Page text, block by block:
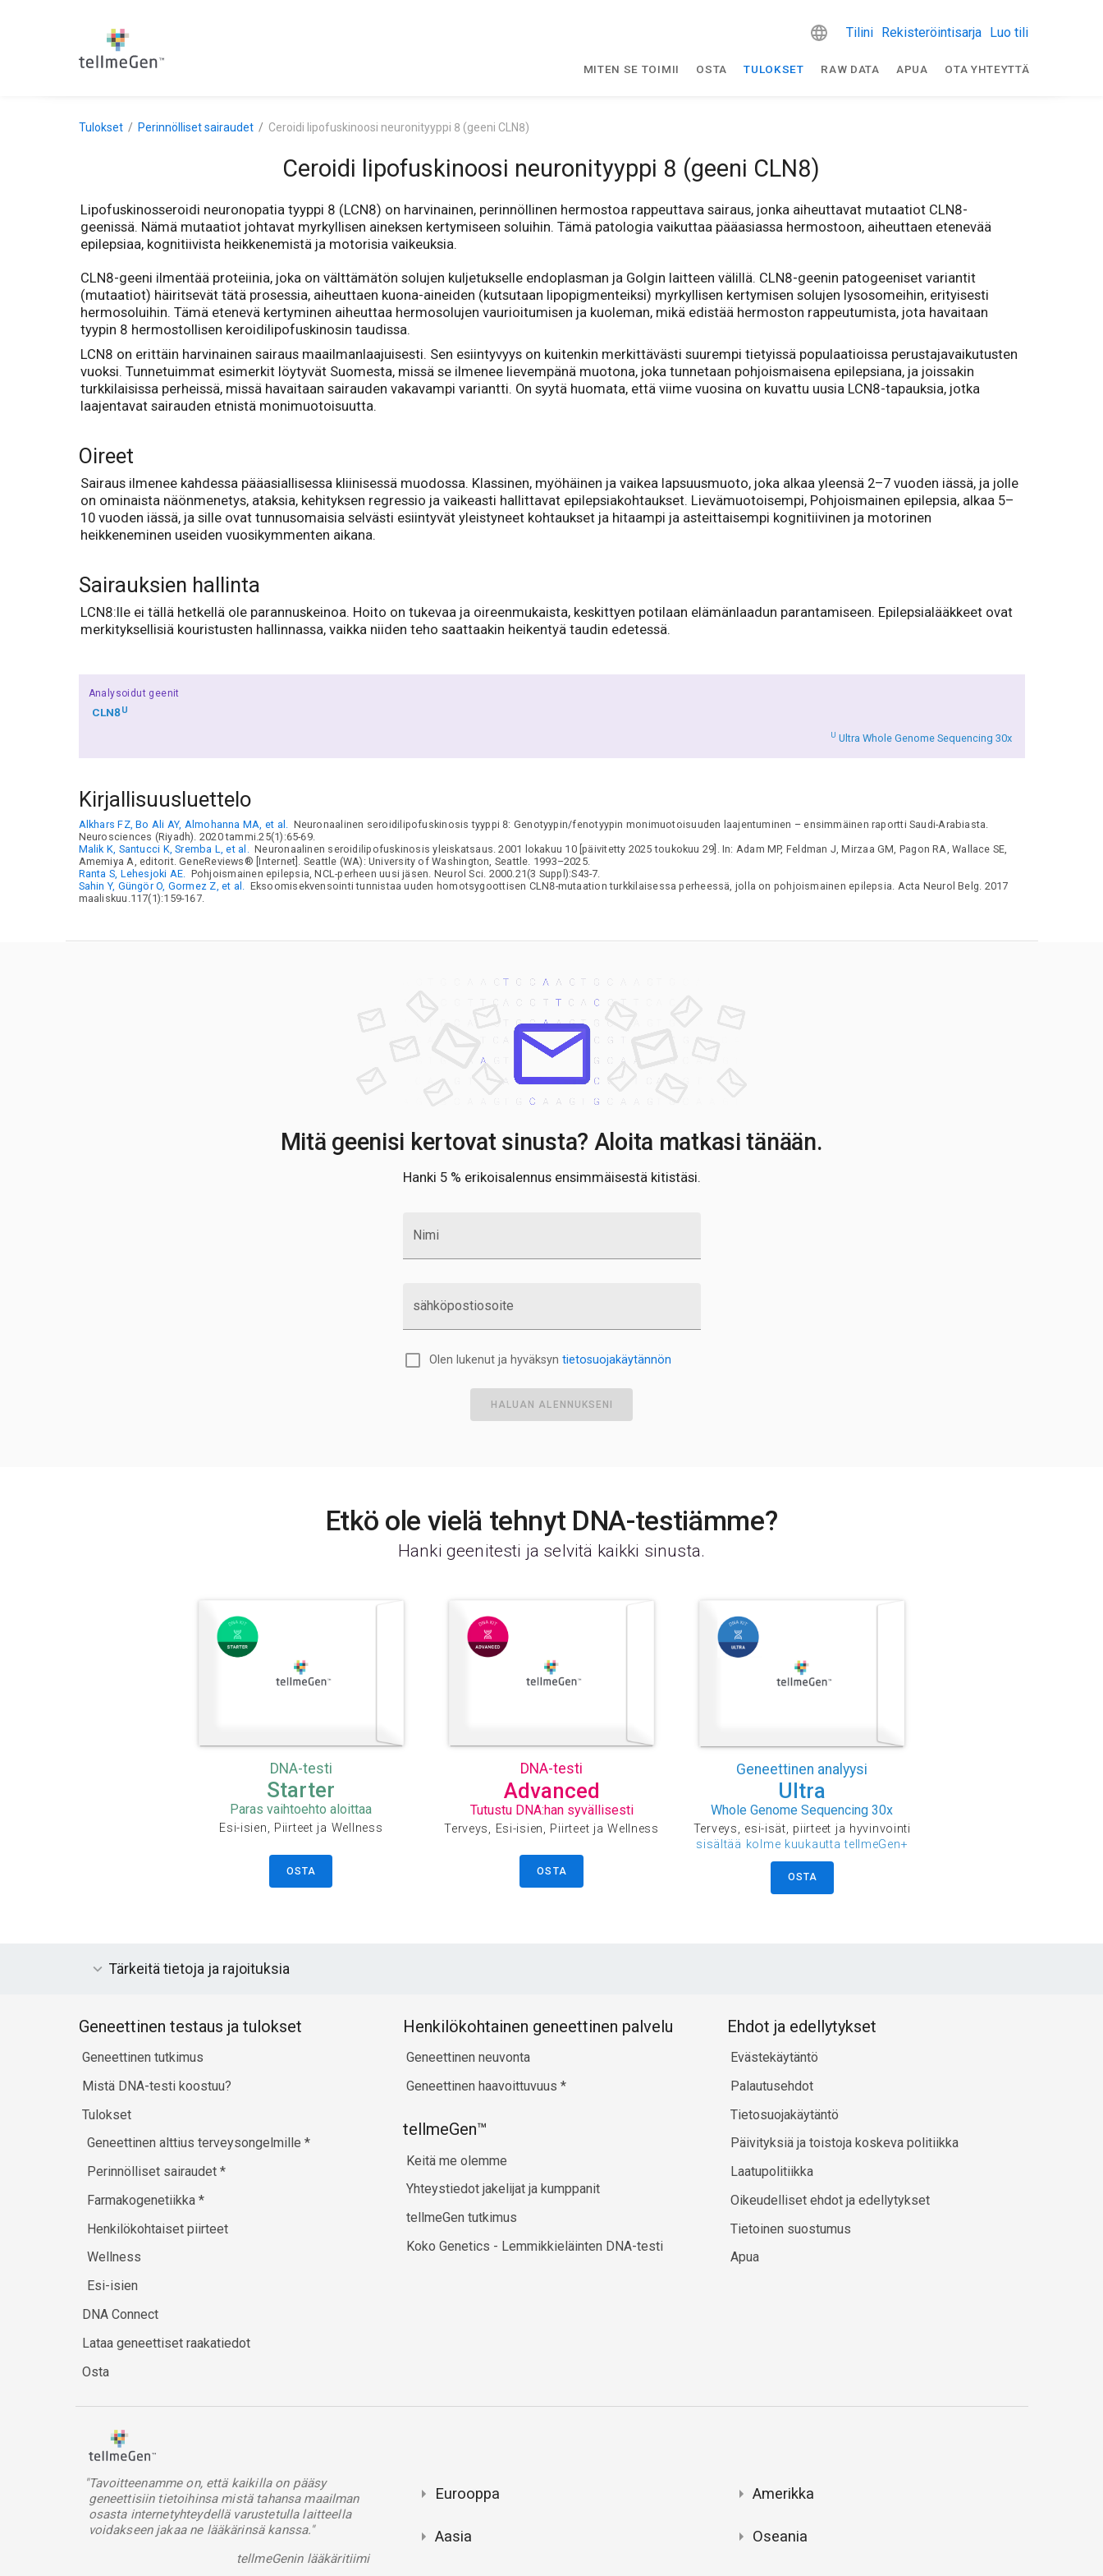
Tilini Rekisteröintisarja Luo tili
MITEN SE TOIMII OSTA TULOKSET RAW DATA APUA OTA YHTEYTTÄ
Tulokset Perinnölliset sairaudet Ceroidi lipofuskinoosi neuronityyppi 8 (geeni CLN8)
Ceroidi lipofuskinoosi neuronityyppi 8 (geeni CLN8)
Lipofuskinosseroidi neuronopatia tyyppi 8 (LCN8) on harvinainen, perinnöllinen hermostoa rappeuttava sairaus, jonka aiheuttavat mutaatiot CLN8-
geenissä. Nämä mutaatiot johtavat myrkyllisen aineksen kertymiseen soluihin. Tämä patologia vaikuttaa pääasiassa hermostoon, aiheuttaen etenevää
epilepsiaa, kognitiivista heikkenemistä ja motorisia vaikeuksia.
CLN8-geeni ilmentää proteiinia, joka on välttämätön solujen kuljetukselle endoplasman ja Golgin laitteen välillä. CLN8-geenin patogeeniset variantit
(mutaatiot) häiritsevät tätä prosessia, aiheuttaen kuona-aineiden (kutsutaan lipopigmenteiksi) myrkyllisen kertymisen solujen lysosomeihin, erityisesti
hermosoluihin. Tämä etenevä kertyminen aiheuttaa hermosolujen vaurioitumisen ja kuoleman, mikä edistää hermoston rappeutumista, jota havaitaan
tyypin 8 hermostollisen keroidilipofuskinosin taudissa.
LCN8 on erittäin harvinainen sairaus maailmanlaajuisesti. Sen esiintyvyys on kuitenkin merkittävästi suurempi tietyissä populaatioissa perustajavaikutusten
vuoksi. Tunnetuimmat esimerkit löytyvät Suomesta, missä se ilmenee lievempänä muotona, joka tunnetaan pohjoismaisena epilepsiana, ja joissakin
turkkilaisissa perheissä, missä havaitaan sairauden vakavampi variantti. On syytä huomata, että viime vuosina on kuvattu uusia LCN8-tapauksia, jotka
laajentavat sairauden etnistä monimuotoisuutta.
Oireet
Sairaus ilmenee kahdessa pääasiallisessa kliinisessä muodossa. Klassinen, myöhäinen ja vaikea lapsuusmuoto, joka alkaa yleensä 2–7 vuoden iässä, ja jolle
on ominaista näönmenetys, ataksia, kehityksen regressio ja vaikeasti hallittavat epilepsiakohtaukset. Lievämuotoisempi, Pohjoismainen epilepsia, alkaa 5–
10 vuoden iässä, ja sille ovat tunnusomaisia ​​selvästi esiintyvät yleistyneet kohtaukset ja hitaampi ja asteittaisempi kognitiivinen ja motorinen
heikkeneminen useiden vuosikymmenten aikana.
Sairauksien hallinta
LCN8:lle ei tällä hetkellä ole parannuskeinoa. Hoito on tukevaa ja oireenmukaista, keskittyen potilaan elämänlaadun parantamiseen. Epilepsialääkkeet ovat
merkityksellisiä kouristusten hallinnassa, vaikka niiden teho saattaakin heikentyä taudin edetessä.
Analysoidut geenit
CLN8U
U Ultra Whole Genome Sequencing 30x
Kirjallisuusluettelo
Alkhars FZ, Bo Ali AY, Almohanna MA, et al. Neuronaalinen seroidilipofuskinosis tyyppi 8: Genotyypin/fenotyypin monimuotoisuuden laajentuminen – ensimmäinen raportti Saudi-Arabiasta.
Neurosciences (Riyadh). 2020 tammi.25(1):65-69.
Malik K, Santucci K, Sremba L, et al. Neuronaalinen seroidilipofuskinosis yleiskatsaus. 2001 lokakuu 10 [päivitetty 2025 toukokuu 29]. In: Adam MP, Feldman J, Mirzaa GM, Pagon RA, Wallace SE,
Amemiya A, editorit. GeneReviews® [Internet]. Seattle (WA): University of Washington, Seattle. 1993–2025.
Ranta S, Lehesjoki AE. Pohjoismainen epilepsia, NCL-perheen uusi jäsen. Neurol Sci. 2000.21(3 Suppl):S43-7.
Sahin Y, Güngör O, Gormez Z, et al. Eksoomisekvensointi tunnistaa uuden homotsygoottisen CLN8-mutaation turkkilaisessa perheessä, jolla on pohjoismainen epilepsia. Acta Neurol Belg. 2017
maaliskuu.117(1):159-167.
Mitä geenisi kertovat sinusta? Aloita matkasi tänään.
Hanki 5 % erikoisalennus ensimmäisestä kitistäsi.
Nimi
sähköpostiosoite
Olen lukenut ja hyväksyn tietosuojakäytännön
HALUAN ALENNUKSENI
Etkö ole vielä tehnyt DNA-testiämme?
Hanki geenitesti ja selvitä kaikki sinusta.
DNA-testi
Starter
Paras vaihtoehto aloittaa
Esi-isien, Piirteet ja Wellness
OSTA
DNA-testi
Advanced
Tutustu DNA:han syvällisesti
Terveys, Esi-isien, Piirteet ja Wellness
OSTA
Geneettinen analyysi
Ultra
Whole Genome Sequencing 30x
Terveys, esi-isät, piirteet ja hyvinvointi
sisältää kolme kuukautta tellmeGen+
OSTA
Tärkeitä tietoja ja rajoituksia
Geneettinen testaus ja tulokset
Geneettinen tutkimus
Mistä DNA-testi koostuu?
Tulokset
Geneettinen alttius terveysongelmille *
Perinnölliset sairaudet *
Farmakogenetiikka *
Henkilökohtaiset piirteet
Wellness
Esi-isien
DNA Connect
Lataa geneettiset raakatiedot
Osta
Henkilökohtainen geneettinen palvelu
Geneettinen neuvonta
Geneettinen haavoittuvuus *
tellmeGen™
Keitä me olemme
Yhteystiedot jakelijat ja kumppanit
tellmeGen tutkimus
Koko Genetics - Lemmikkieläinten DNA-testi
Ehdot ja edellytykset
Evästekäytäntö
Palautusehdot
Tietosuojakäytäntö
Päivityksiä ja toistoja koskeva politiikka
Laatupolitiikka
Oikeudelliset ehdot ja edellytykset
Tietoinen suostumus
Apua
"Tavoitteenamme on, että kaikilla on pääsy
geneettisiin tietoihinsa mistä tahansa maailman
osasta internetyhteydellä varustetulla laitteella
voidakseen jakaa ne lääkärinsä kanssa."
tellmeGenin lääkäritiimi
Eurooppa
Aasia
Amerikka
Oseania